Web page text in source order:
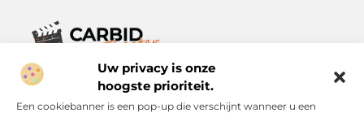
Uw privacy is onze
hoogste prioriteit.
Een cookiebanner is een pop-up die verschijnt wanneer u een
Verhalen die het alledaagse leven verrijken.
Ontdek een breed scala aan blogs en artikelen die je inspireren,
informeren en verrijken – voor elke dag, voor iedereen.